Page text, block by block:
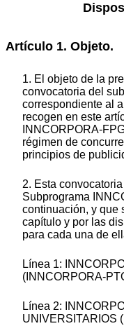
Artículo 1. Objeto.
1. El objeto de la
convocatoria del
correspondiente al
recogen en este
INNCORPORA-
régimen de
principios de
2. Esta
Subprograma
continuación, y que
capítulo y por las
para cada una de
Línea 1:
(INNCORPORA-
Línea 2:
UNIVERSITARIOS